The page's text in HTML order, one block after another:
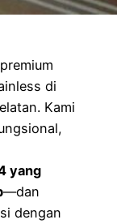
di
Kami
yang
—dan
dengan